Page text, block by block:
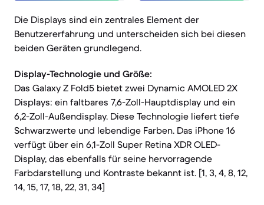
Die Displays sind ein zentrales Element der
Benutzererfahrung und unterscheiden sich bei diesen
beiden Geräten grundlegend.
Display-Technologie und Größe:
Das Galaxy Z Fold5 bietet zwei Dynamic AMOLED 2X
Displays: ein faltbares 7,6-Zoll-Hauptdisplay und ein
6,2-Zoll-Außendisplay. Diese Technologie liefert tiefe
Schwarzwerte und lebendige Farben. Das iPhone 16
verfügt über ein 6,1-Zoll Super Retina XDR OLED-
Display, das ebenfalls für seine hervorragende
Farbdarstellung und Kontraste bekannt ist. [1, 3, 4, 8, 12,
14, 15, 17, 18, 22, 31, 34]